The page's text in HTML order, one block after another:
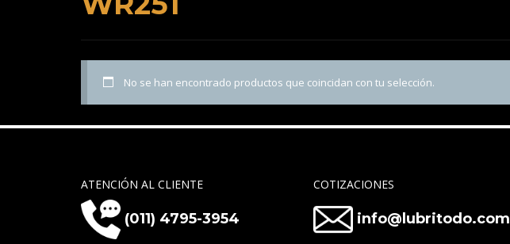
No se han encontrado productos que coincidan con tu selección.
ATENCIÓN AL CLIENTE
(011) 4795-3954
COTIZACIONES
info@lubritodo.com